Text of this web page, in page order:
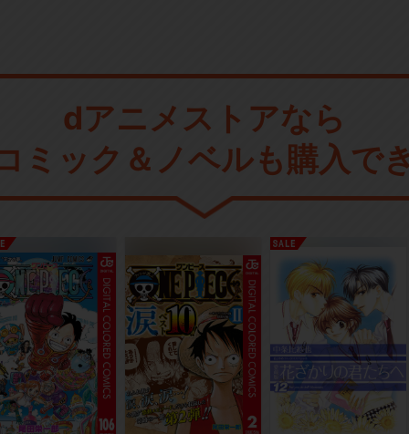
dアニメストアなら
ミック＆ノベルも購入で